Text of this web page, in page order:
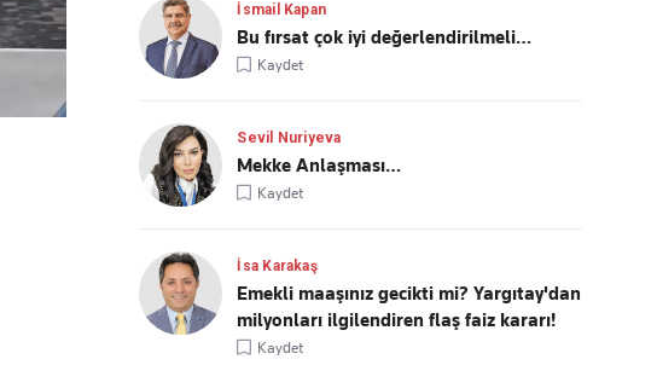
İsmail Kapan
Bu fırsat çok iyi değerlendirilmeli…
Kaydet
Sevil Nuriyeva
Mekke Anlaşması…
Kaydet
İsa Karakaş
Emekli maaşınız gecikti mi? Yargıtay'dan
milyonları ilgilendiren flaş faiz kararı!
Kaydet